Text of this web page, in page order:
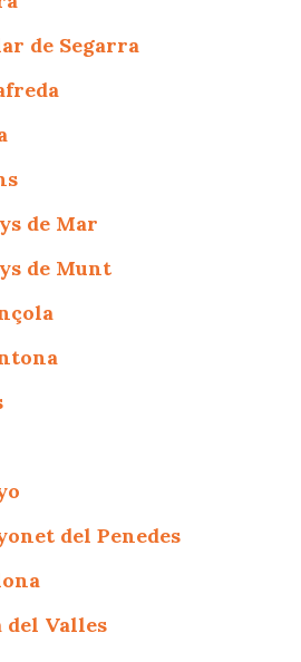
de Segarra
de Mar
de Munt
del Penedes
del Valles